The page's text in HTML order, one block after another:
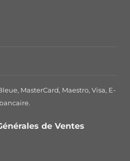
MasterCard, Maestro, Visa, E-
de Ventes